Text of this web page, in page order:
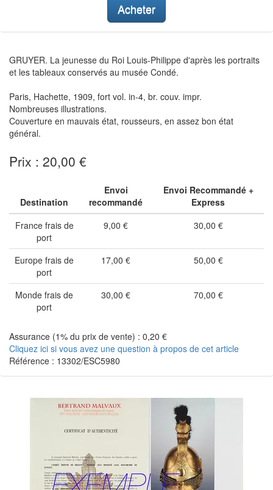
Acheter
GRUYER. La jeunesse du Roi Louis-Philippe d'après les portraits
et les tableaux conservés au musée Condé.
Paris, Hachette, 1909, fort vol. in-4, br. couv. impr.
Nombreuses illustrations.
Couverture en mauvais état, rousseurs, en assez bon état
général.
Prix : 20,00 €
Destination
Envoi
recommandé
Envoi Recommandé +
Express
France frais de
port
9,00 € 30,00 €
Europe frais de
port
17,00 € 50,00 €
Monde frais de
port
30,00 € 70,00 €
Assurance (1% du prix de vente) : 0,20 €
Cliquez ici si vous avez une question à propos de cet article
Référence : 13302/ESC5980